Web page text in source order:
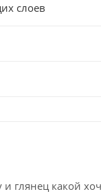
слоев
и глянец какой